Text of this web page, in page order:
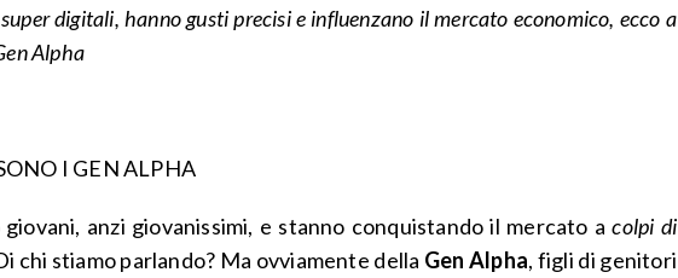
digitali, hanno gusti precisi e influenzano il mercato economico, ecco a
Alpha
I GEN ALPHA
giovani, anzi giovanissimi, e stanno conquistando il mercato acolpi di
chi stiamo parlando? Ma ovviamente della Gen Alpha, figli di genitori